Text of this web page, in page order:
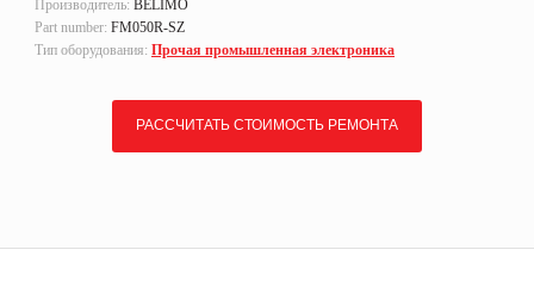
Производитель: BELIMO
Part number: FM050R-SZ
Тип оборудования: Прочая промышленная электроника
РАССЧИТАТЬ СТОИМОСТЬ РЕМОНТА